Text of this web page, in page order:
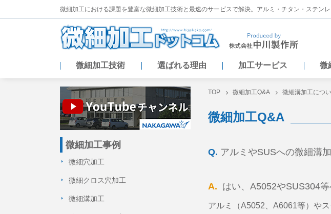
微細加工における課題を豊富な微細加工技術と 最速のサービスで解決。アルミ・チタン・ステン
微細加工技術 選ばれる理由 加工サービス 微
TOP 微細加工Q&A 微細溝加工につ
微細加工Q&A
Q. アルミやSUSへの微細溝
A. はい、A5052やSUS304
アルミ（A5052、A6061等）や
微細加工事例
微細穴加工
微細クロス穴加工
微細溝加工